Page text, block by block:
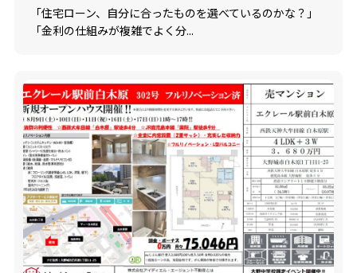
「住宅ローン、自分に合ったものを選べているのかな？」
「金利の仕組みが複雑でよく分...